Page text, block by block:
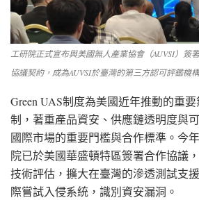
工研院正式宣布與美國無人產業協會（AUVSI）簽
協議契約，成為AUVSI於臺灣的第三方認可評鑑機
Green UAS制度為美國近年推動的重
制，著重產品資安、供應鏈透明度與
國際市場的重要門檻與合作標準。今
院已於美國華盛頓特區簽署合作協議
技術評估，擴大在臺灣的滲透測試支
際嘗試入侵系統，識別資安漏洞。